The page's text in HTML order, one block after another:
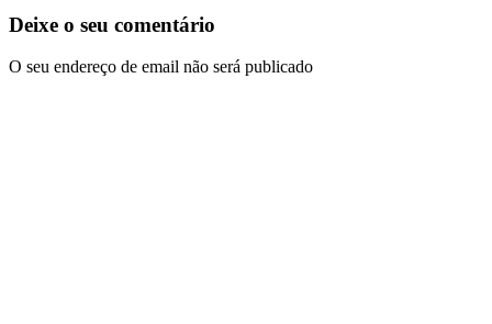
Deixe o seu comentário
O seu endereço de email não será publicado